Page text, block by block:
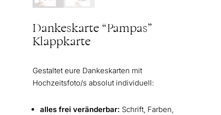
Dankeskarte “Pampas”
Klappkarte
Gestaltet eure Dankeskarten mit
Hochzeitsfoto/s absolut individuell:
alles frei veränderbar: Schrift, Farben,